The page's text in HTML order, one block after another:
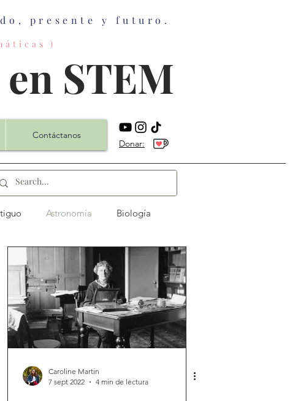
presente y futuro.
)
STEM
Contáctanos
Donar:
Astronomía Biología
Física
Caroline Martin
7 sept 2022
4 min de lectura